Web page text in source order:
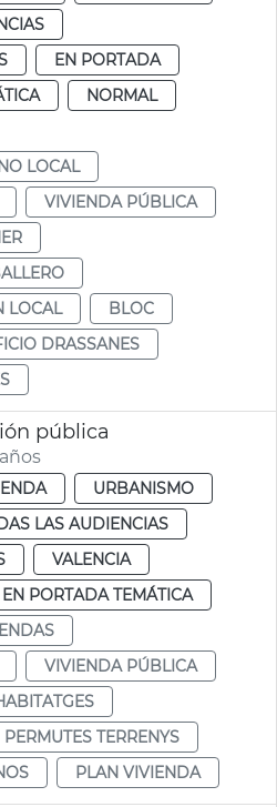
EN PORTADA
NORMAL
LOCAL
VIVIENDA PÚBLICA
LOCAL
BLOC
DRASSANES
pública
URBANISMO
LAS AUDIENCIAS
VALENCIA
EN PORTADA TEMÁTICA
VIVIENDA PÚBLICA
PERMUTES TERRENYS
PLAN VIVIENDA